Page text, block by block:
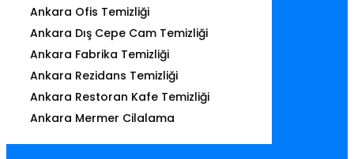
Ankara Ofis Temizliği
Ankara Dış Cepe Cam Temizliği
Ankara Fabrika Temizliği
Ankara Rezidans Temizliği
Ankara Restoran Kafe Temizliği
Ankara Mermer Cilalama